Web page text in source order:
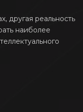
другая реальность
наиболее